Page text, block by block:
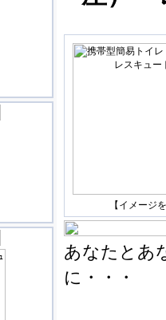
【イメージ
あなたとあ
に・・・